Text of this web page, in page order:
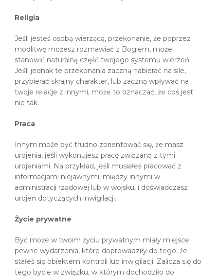
Religia
Jeśli jesteś osobą wierzącą, przekonanie, że poprzez
modlitwę możesz rozmawiać z Bogiem, może
stanowić naturalną część twojego systemu wierzeń.
Jeśli jednak te przekonania zaczną nabierać na sile,
przybierać skrajny charakter, lub zaczną wpływać na
twoje relacje z innymi, może to oznaczać, że coś jest
nie tak.
Praca
Innym może być trudno zorientować się, że masz
urojenia, jeśli wykonujesz pracę związaną z tymi
urojeniami. Na przykład, jeśli musiałeś pracować z
informacjami niejawnymi, między innymi w
administracji rządowej lub w wojsku, i doświadczasz
urojeń dotyczących inwigilacji.
Życie prywatne
Być może w twoim życiu prywatnym miały miejsce
pewne wydarzenia, które doprowadziły do tego, że
stałeś się obiektem kontroli lub inwigilacji. Zalicza się do
tego bycie w związku, w którym dochodziło do